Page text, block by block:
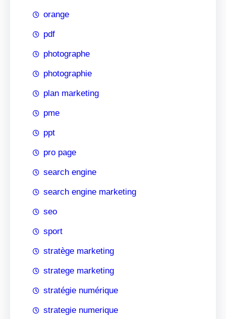
orange
pdf
photographe
photographie
plan marketing
pme
ppt
pro page
search engine
search engine marketing
seo
sport
stratège marketing
stratege marketing
stratégie numérique
strategie numerique